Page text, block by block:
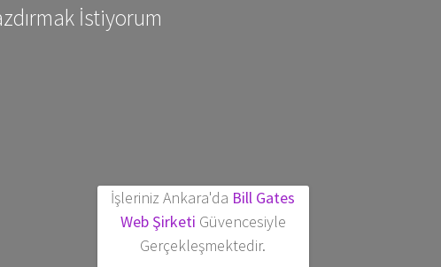
İstiyorum
İşleriniz Ankara'da Bill Gates
Web Şirketi Güvencesiyle
Gerçekleşmektedir.